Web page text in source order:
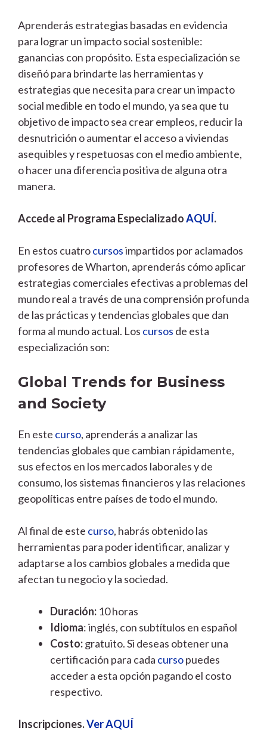
Aprenderás estrategias basadas en evidencia
para lograr un impacto social sostenible:
ganancias con propósito. Esta especialización se
diseñó para brindarte las herramientas y
estrategias que necesita para crear un impacto
social medible en todo el mundo, ya sea que tu
objetivo de impacto sea crear empleos, reducir la
desnutrición o aumentar el acceso a viviendas
asequibles y respetuosas con el medio ambiente,
o hacer una diferencia positiva de alguna otra
manera.
Accede al Programa EspecializadoAQUÍ.
En estos cuatrocursosimpartidos por aclamados
profesores de Wharton, aprenderás cómo aplicar
estrategias comerciales efectivas a problemas del
mundo real a través de una comprensión profunda
de las prácticas y tendencias globales que dan
forma al mundo actual. Los cursos de esta
especialización son:
Global Trends for Business
and Society
En este curso, aprenderás a analizar las
tendencias globales que cambian rápidamente,
sus efectos en los mercados laborales y de
consumo, los sistemas financieros y las relaciones
geopolíticas entre países de todo el mundo.
Al final de este curso, habrás obtenido las
herramientas para poder identificar, analizar y
adaptarse a los cambios globales a medida que
afectan tu negocio y la sociedad.
Duración: 10 horas
Idioma: inglés, con subtítulos en español
Costo:gratuito. Si deseas obtener una
certificación para cada cursopuedes
acceder a esta opción pagando el costo
respectivo.
Inscripciones.Ver AQUÍ